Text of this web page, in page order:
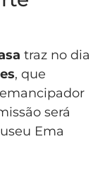
traz no dia
, que
será
Ema